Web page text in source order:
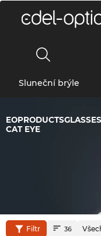
Sluneční brýle
CAT EYE
Filtr 36